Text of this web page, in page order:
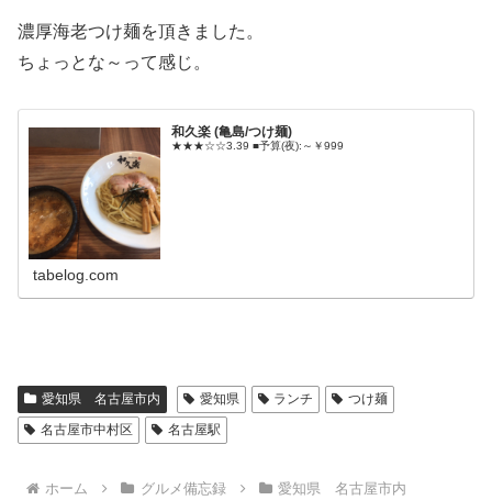
濃厚海老つけ麺を頂きました。
ちょっとな～って感じ。
和久楽 (亀島/つけ麺)
★★★☆☆3.39 ■予算(夜):～￥999
tabelog.com
愛知県 名古屋市内 愛知県 ランチ
つけ麺
名古屋市中村区
名古屋駅
ホーム グルメ備忘録 愛知県 名古屋市内